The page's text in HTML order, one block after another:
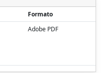
Formato
Adobe PDF